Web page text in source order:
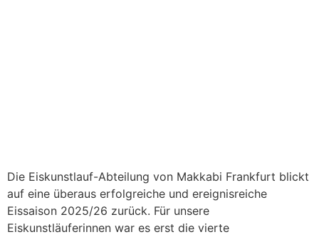
Die Eiskunstlauf-Abteilung von Makkabi Frankfurt blickt
auf eine überaus erfolgreiche und ereignisreiche
Eissaison 2025/26 zurück. Für unsere
Eiskunstläuferinnen war es erst die vierte